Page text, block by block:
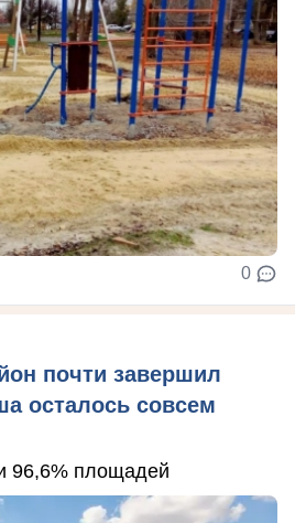
0
почти завершил
осталось совсем
96,6% площадей